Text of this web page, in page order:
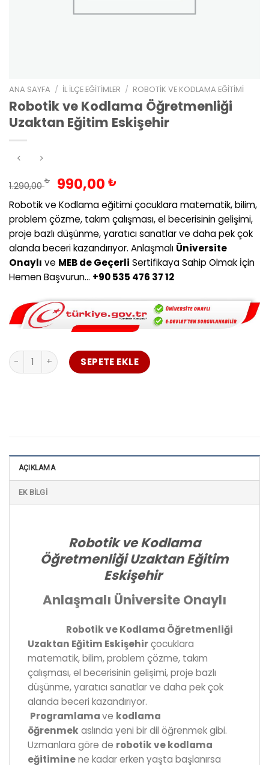
ANA SAYFA / İL İLÇE EĞITIMLER / ROBOTIK VE KODLAMA EĞITIMI
Robotik ve Kodlama Öğretmenliği
Uzaktan Eğitim Eskişehir
1.290,00₺ Orijinal
fiyat:
1.290,00 ₺.
990,00 ₺Şu
andaki
fiyat:
990,00 ₺.
Robotik ve Kodlama eğitimi çocuklara matematik, bilim,
problem çözme, takım çalışması, el becerisinin gelişimi,
proje bazlı düşünme, yaratıcı sanatlar ve daha pek çok
alanda beceri kazandırıyor. Anlaşmalı Üniversite
Onaylı ve MEB de Geçerli Sertifikaya Sahip Olmak İçin
Hemen Başvurun… +90 535 476 37 12
Robotik ve Kodlama Öğretmenliği Uzaktan Eğitim
SEPETE EKLE
AÇIKLAMA
EK BILGI
Robotik ve Kodlama
Öğretmenliği Uzaktan Eğitim
Eskişehir
Anlaşmalı Üniversite Onaylı
Robotik ve Kodlama Öğretmenliği
Uzaktan Eğitim Eskişehirçocuklara
matematik, bilim, problem çözme, takım
çalışması, el becerisinin gelişimi, proje bazlı
düşünme, yaratıcı sanatlar ve daha pek çok
alanda beceri kazandırıyor.
Programlamave kodlama
öğrenmek aslında yeni bir dil öğrenmek gibi.
Uzmanlara göre de robotik ve kodlama
eğitiminene kadar erken yaşta başlanırsa